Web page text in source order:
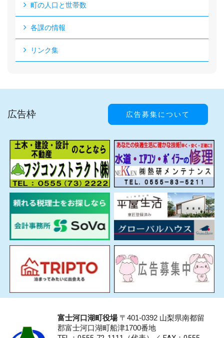
町の人口と世帯数
各課の情報
リンク集
広告枠 広告募集について
富士河口湖町役場〒401-0392 山梨県南都留
郡富士河口湖町船津1700番地